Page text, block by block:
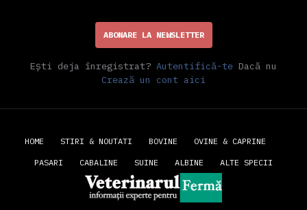
ABONARE LA NEWSLETTER
Ești deja înregistrat? Autentifică-te Dacă nu
Crează un cont aici
HOME STIRI & NOUTATI BOVINE OVINE & CAPRINE
PASARI CABALINE SUINE ALBINE ALTE SPECII